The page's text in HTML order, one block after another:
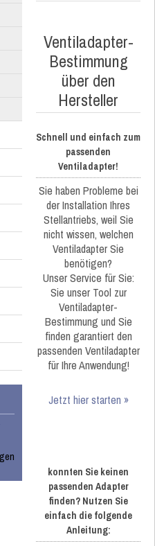
Ventiladapter-
Bestimmung
über den
Hersteller
Schnell und einfach zum
passenden
Ventiladapter!
Sie haben Probleme bei
der Installation Ihres
Stellantriebs, weil Sie
nicht wissen, welchen
Ventiladapter Sie
benötigen?
Unser Service für Sie:
Sie unser Tool zur
Ventiladapter-
Bestimmung und Sie
finden garantiert den
passenden Ventiladapter
für Ihre Anwendung!
Jetzt hier starten »
konnten Sie keinen
passenden Adapter
finden? Nutzen Sie
einfach die folgende
Anleitung: